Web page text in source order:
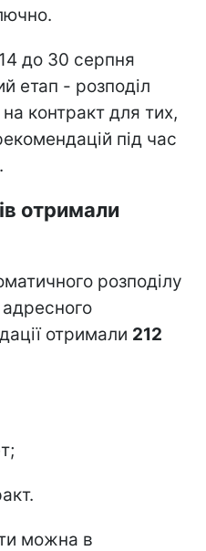
до 30 серпня
етап - розподіл
контракт для тих,
під час
отримали
розподілу
отримали 212
можна в